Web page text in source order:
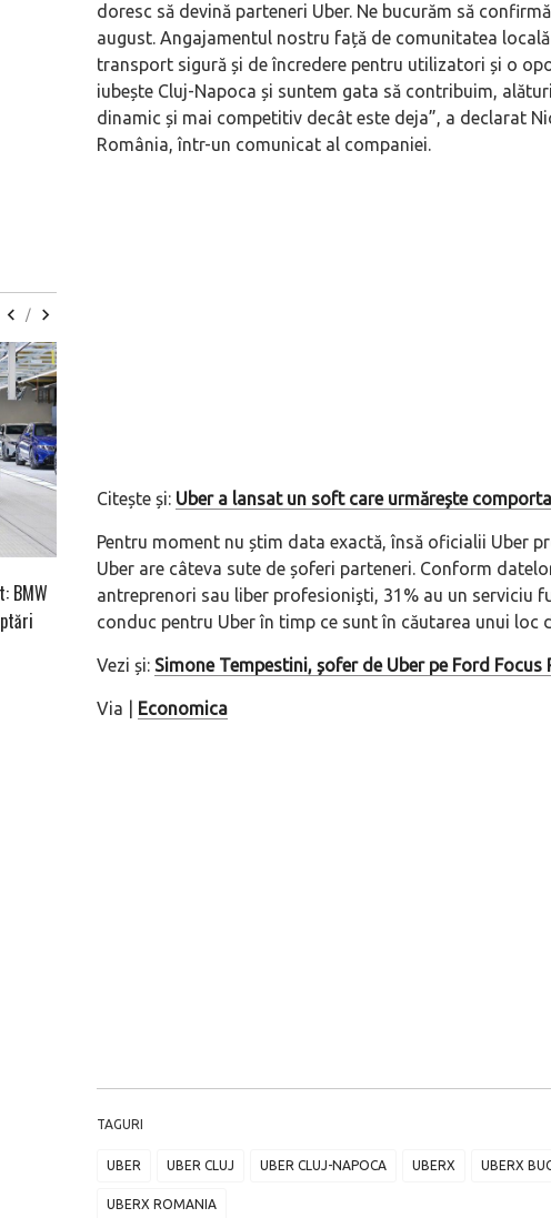
doresc să devină parteneri Uber. Ne bucurăm să
august. Angajamentul nostru față de comunitatea
transport sigură și de încredere pentru utilizatori și o
iubește Cluj-Napoca și suntem gata să contribuim,
dinamic și mai competitiv decât este deja”, a declarat
România, într-un comunicat al companiei.
Citește și: Uber a lansat un soft care urmărește
Pentru moment nu știm data exactă, însă oficialii Uber
Uber are câteva sute de șoferi parteneri. Conform
antreprenori sau liber profesionişti, 31% au un serviciu
conduc pentru Uber în timp ce sunt în căutarea unui loc
Vezi și: Simone Tempestini, șofer de Uber pe Ford Focus
Via | Economica
TAGURI
UBER UBER CLUJ UBER CLUJ-NAPOCA UBERX UBERX
UBERX ROMANIA
/
BMW
Versiune MINI Countryman încă nelansată oficial, dată
pe mâna fetelor în competiția off-road Rebelle Rally
Pentru cine știe
Blackbird va suna